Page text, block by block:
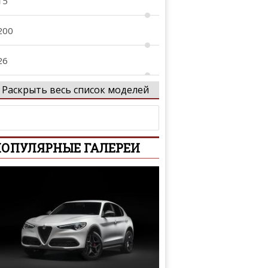
Раскрыть весь список моделей
ГАЛЕРЕИ